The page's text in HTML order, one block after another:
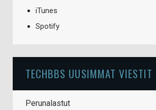
iTunes
Spotify
TECHBBS UUSIMMAT VIESTIT
Perunalastut